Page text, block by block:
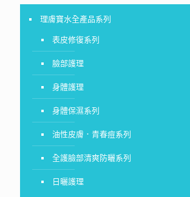
理膚寶水全產品系列
表皮修復系列
臉部護理
身體護理
身體保濕系列
油性皮膚．青春痘系列
全護臉部清爽防曬系列
日曬護理